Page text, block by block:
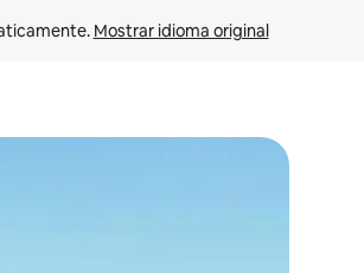
Mostrar idioma original